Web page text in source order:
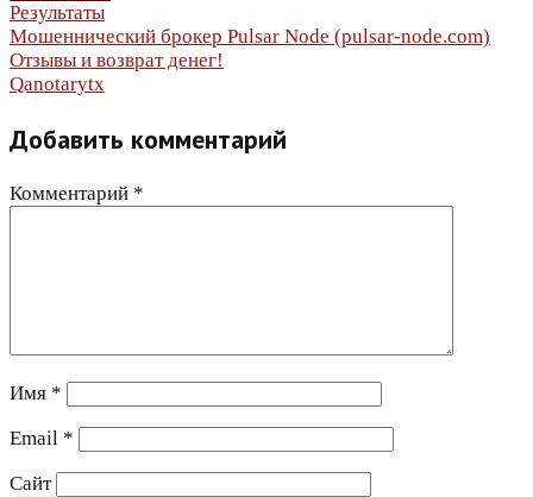
Результаты
Навигация
по
записям
Мошеннический брокер Pulsar Node (pulsar-node.com)
Отзывы и возврат денег!
Qanotarytx
Добавить комментарий
Комментарий *
Имя *
Email *
Сайт